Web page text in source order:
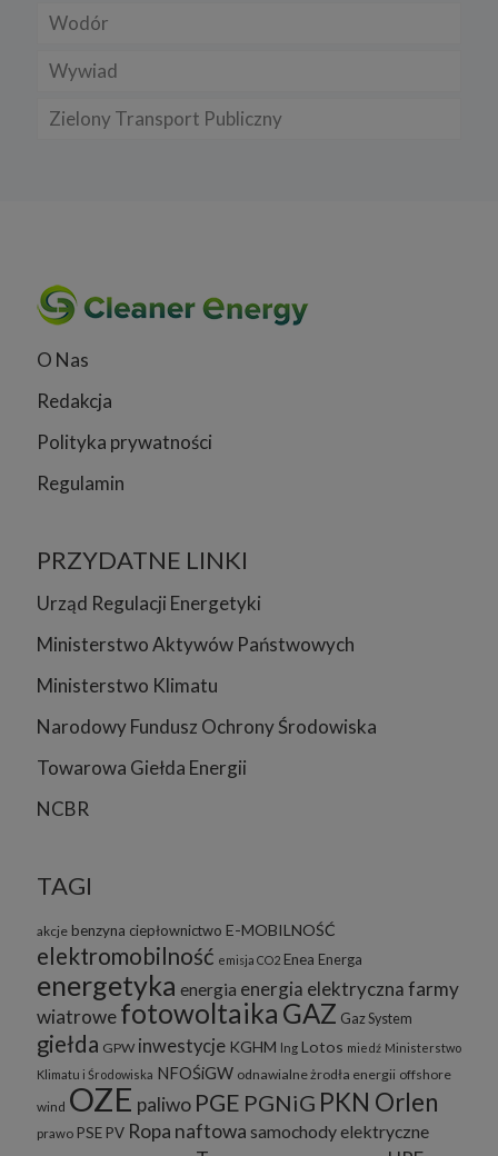
Wodór
Wywiad
Zielony Transport Publiczny
O Nas
Redakcja
Polityka prywatności
Regulamin
PRZYDATNE LINKI
Urząd Regulacji Energetyki
Ministerstwo Aktywów Państwowych
Ministerstwo Klimatu
Narodowy Fundusz Ochrony Środowiska
Towarowa Giełda Energii
NCBR
TAGI
akcje benzyna ciepłownictwo E-MOBILNOŚĆ
elektromobilność emisja CO2 Enea Energa
energetyka energia energia elektrycznafarmy
wiatrowefotowoltaika GAZ Gaz System
giełda GPW inwestycje KGHM lng Lotos miedź Ministerstwo
Klimatu i Środowiska NFOŚiGW odnawialne żrodła energii offshore
wind OZE paliwo PGE PGNiG PKN Orlen
prawo PSE PV Ropa naftowa samochody elektryczne